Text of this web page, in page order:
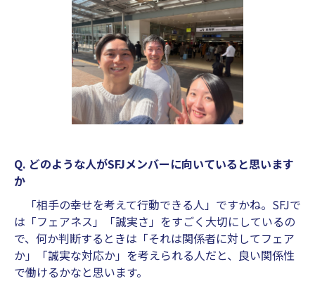
Q. どのような人がSFJメンバーに向いていると思います
か
「相手の幸せを考えて行動できる人」ですかね。SFJで
は「フェアネス」「誠実さ」をすごく大切にしているの
で、何か判断するときは「それは関係者に対してフェア
か」「誠実な対応か」を考えられる人だと、良い関係性
で働けるかなと思います。